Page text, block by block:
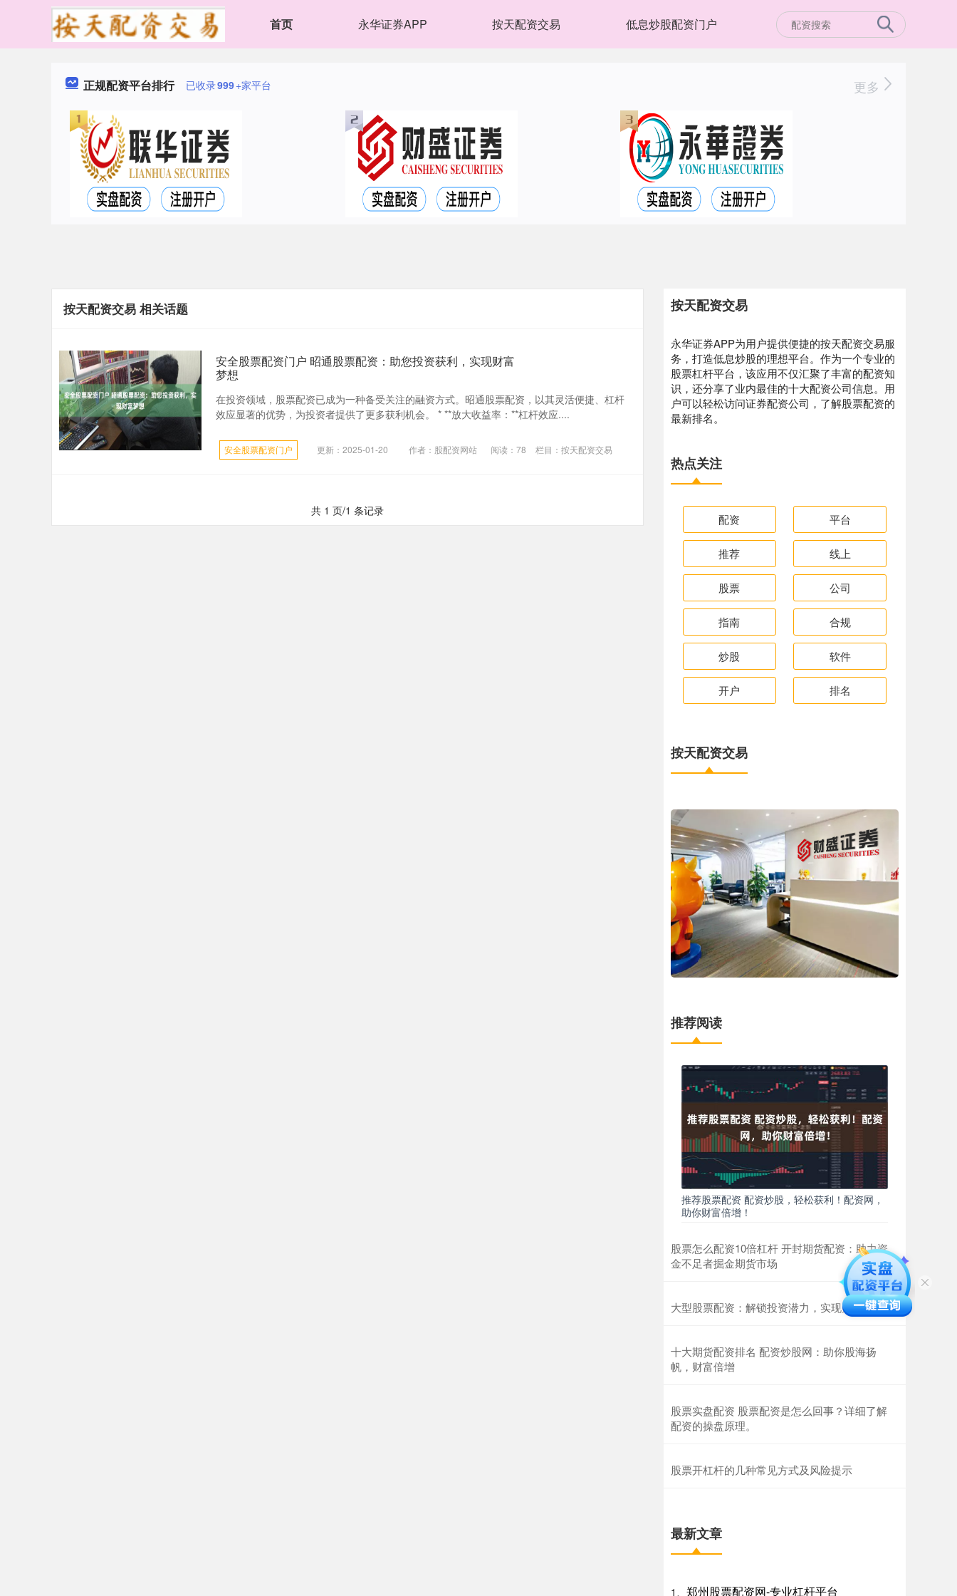
首页 永华证券APP 按天配资交易 低息炒股配资门户
正规配资平台排行 已收录999+家平台 更多
按天配资交易 相关话题
安全股票配资门户 昭通股票配资：助您投资获利，实现财富
梦想
在投资领域，股票配资已成为一种备受关注的融资方式。昭通股票配资，以其灵活便捷、杠杆
效应显著的优势，为投资者提供了更多获利机会。 * **放大收益率：**杠杆效应....
安全股票配资门户 更新：2025-01-20 作者：股配资网站 阅读： 78 栏目： 按天配资交易
共 1 页/1 条记录
按天配资交易
永华证券APP为用户提供便捷的按天配资交易服
务，打造低息炒股的理想平台。作为一个专业的
股票杠杆平台，该应用不仅汇聚了丰富的配资知
识，还分享了业内最佳的十大配资公司信息。用
户可以轻松访问证券配资公司，了解股票配资的
最新排名。
热点关注
配资 平台
推荐 线上
股票 公司
指南 合规
炒股 软件
开户 排名
按天配资交易
推荐阅读
推荐股票配资 配资炒股，轻松获利！配资网，
助你财富倍增！
股票怎么配资10倍杠杆 开封期货配资：助力资
金不足者掘金期货市场
大型股票配资：解锁投资潜力，实现财富增长
十大期货配资排名 配资炒股网：助你股海扬
帆，财富倍增
股票实盘配资 股票配资是怎么回事？详细了解
配资的操盘原理。
股票开杠杆的几种常见方式及风险提示
最新文章
1、 郑州股票配资网-专业杠杆平台